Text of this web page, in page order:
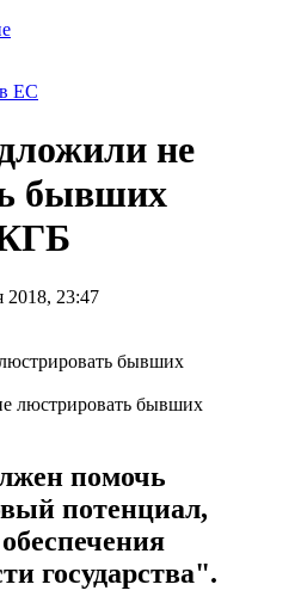
ЕС
не
бывших
2018, 23:47
люстрировать бывших
помочь
потенциал,
государства".